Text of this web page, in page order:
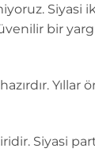
Siyasi
bir
Siyasi